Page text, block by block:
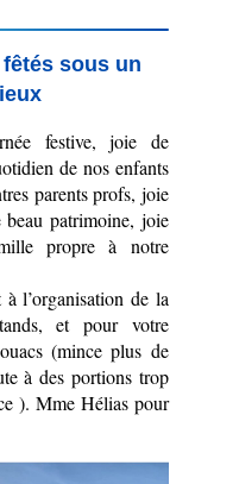
fêtés sous un
festive, joie de
de nos enfants
parents profs, joie
patrimoine, joie
propre à notre
l’organisation de la
et pour votre
(mince plus de
à des portions trop
). Mme Hélias pour